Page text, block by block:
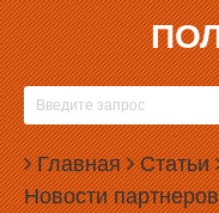
Главная Статьи
Новости партнеров
11.07.2006, 16:00
ВОЗОБНОВИЛОСЬ
ГЛАВНОГО
Политсовет,
сегодня возобновили